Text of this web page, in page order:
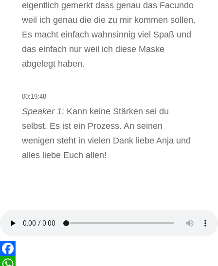
eigentlich gemerkt dass genau das Facundo
weil ich genau die die zu mir kommen sollen.
Es macht einfach wahnsinnig viel Spaß und
das einfach nur weil ich diese Maske
abgelegt haben.
00:19:48
Speaker 1: Kann keine Stärken sei du
selbst. Es ist ein Prozess. An seinen
wenigen steht in vielen Dank liebe Anja und
alles liebe Euch allen!
Facebook